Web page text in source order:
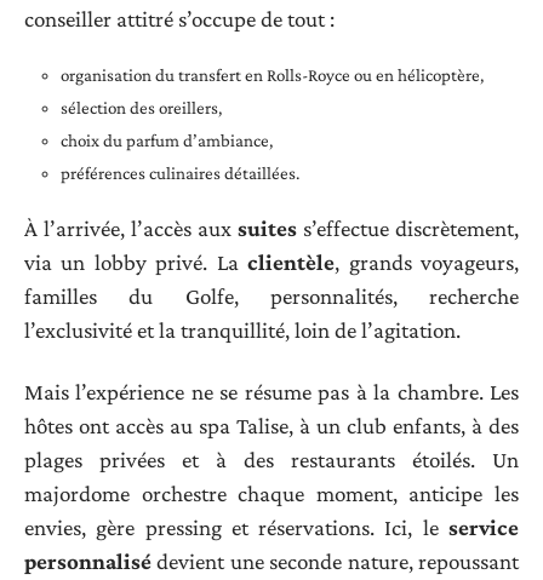
conseiller attitré s’occupe de tout :
organisation du transfert en Rolls-Royce ou en hélicoptère,
sélection des oreillers,
choix du parfum d’ambiance,
préférences culinaires détaillées.
À l’arrivée, l’accès aux suites s’effectue discrètement,
via un lobby privé. Laclientèle, grands voyageurs,
familles du Golfe, personnalités, recherche
l’exclusivité et la tranquillité, loin de l’agitation.
Mais l’expérience ne se résume pas à la chambre. Les
hôtes ont accès au spa Talise, à un club enfants, à des
plages privées et à des restaurants étoilés. Un
majordome orchestre chaque moment, anticipe les
envies, gère pressing et réservations. Ici, le service
personnalisédevient une seconde nature, repoussant